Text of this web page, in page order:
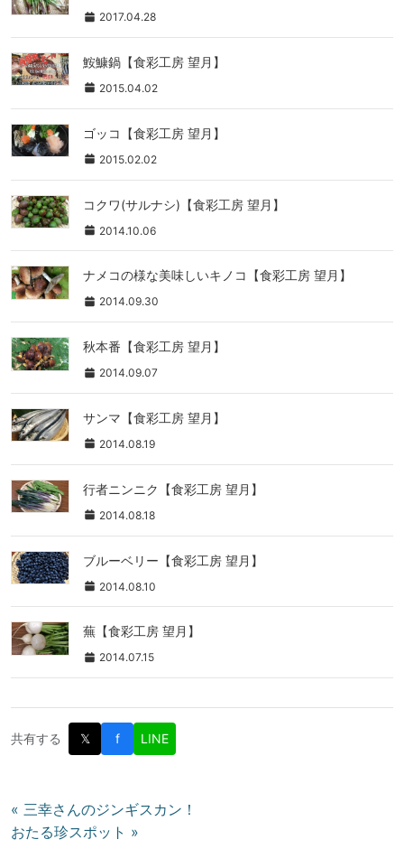
2017.04.28
鮟鱇鍋【食彩工房 望月】
2015.04.02
ゴッコ【食彩工房 望月】
2015.02.02
コクワ(サルナシ)【食彩工房 望月】
2014.10.06
ナメコの様な美味しいキノコ【食彩工房 望月】
2014.09.30
秋本番【食彩工房 望月】
2014.09.07
サンマ【食彩工房 望月】
2014.08.19
行者ニンニク【食彩工房 望月】
2014.08.18
ブルーベリー【食彩工房 望月】
2014.08.10
蕪【食彩工房 望月】
2014.07.15
共有する 𝕏 f LINE
投
稿
« 三幸さんのジンギスカン！
おたる珍スポット »